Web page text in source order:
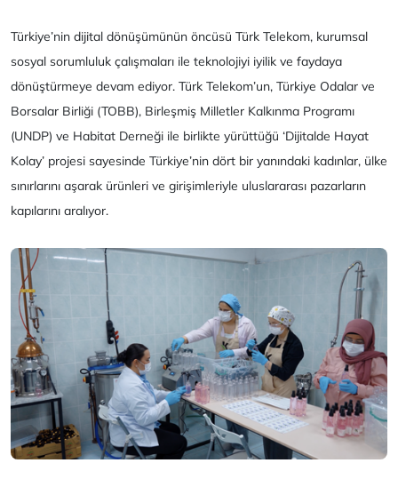
Türkiye’nin dijital dönüşümünün öncüsü Türk Telekom, kurumsal
sosyal sorumluluk çalışmaları ile teknolojiyi iyilik ve faydaya
dönüştürmeye devam ediyor. Türk Telekom’un, Türkiye Odalar ve
Borsalar Birliği (TOBB), Birleşmiş Milletler Kalkınma Programı
(UNDP) ve Habitat Derneği ile birlikte yürüttüğü ‘Dijitalde Hayat
Kolay’ projesi sayesinde Türkiye’nin dört bir yanındaki kadınlar, ülke
sınırlarını aşarak ürünleri ve girişimleriyle uluslararası pazarların
kapılarını aralıyor.